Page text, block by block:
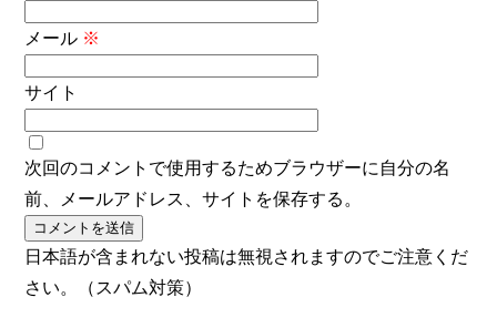
メール ※
サイト
次回のコメントで使用するためブラウザーに自分の名
前、メールアドレス、サイトを保存する。
日本語が含まれない投稿は無視されますのでご注意くだ
さい。（スパム対策）